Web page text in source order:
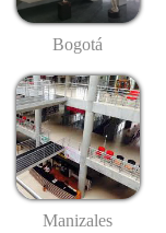
Bogotá
Manizales